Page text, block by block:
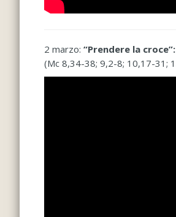
2 marzo: “Prendere la
(Mc 8,34-38; 9,2-8; 10,17-31;